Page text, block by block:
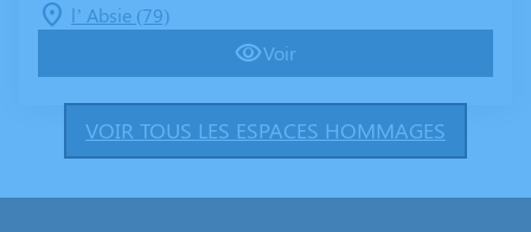
l’ Absie (79)
Voir
VOIR TOUS LES ESPACES HOMMAGES